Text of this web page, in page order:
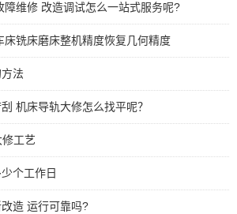
障维修 改造调试怎么一站式服务呢?
床铣床磨床整机精度恢复几何精度
法
机床导轨大修怎么找平呢？
工艺
个工作日
改造 运行可靠吗?